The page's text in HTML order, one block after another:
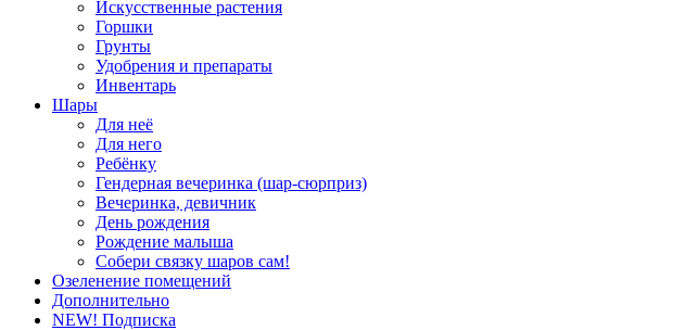
Искусственные растения
Горшки
Грунты
Удобрения и препараты
Инвентарь
Шары
Для неё
Для него
Ребёнку
Гендерная вечеринка (шар-сюрприз)
Вечеринка, девичник
День рождения
Рождение малыша
Собери связку шаров сам!
Озеленение помещений
Дополнительно
NEW! Подписка